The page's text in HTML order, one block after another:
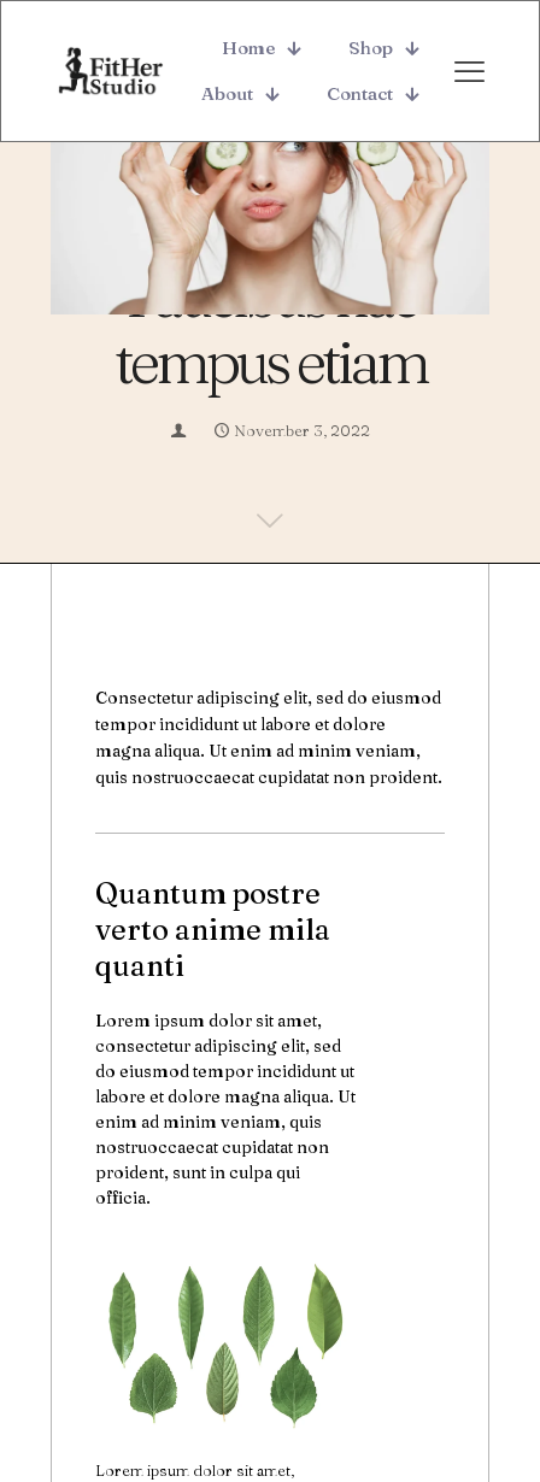
Home
Shop
About
Contact
Faucibus hac
tempus etiam
November 3, 2022
Consectetur adipiscing elit, sed do eiusmod
tempor incididunt ut labore et dolore
magna aliqua. Ut enim ad minim veniam,
quis nostruoccaecat cupidatat non proident.
Quantum postre
verto anime mila
quanti
Lorem ipsum dolor sit amet,
consectetur adipiscing elit, sed
do eiusmod tempor incididunt ut
labore et dolore magna aliqua. Ut
enim ad minim veniam, quis
nostruoccaecat cupidatat non
proident, sunt in culpa qui
officia.
Lorem ipsum dolor sit amet,